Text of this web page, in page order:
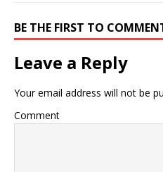
BE THE FIRST TO
Leave a Reply
Your email address will not be
Comment